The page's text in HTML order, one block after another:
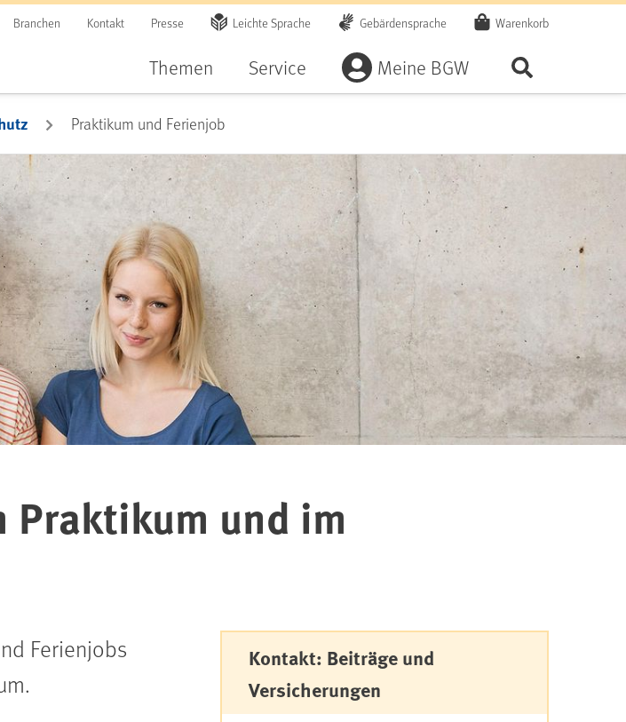
Branchen Kontakt Presse Leichte Sprache Gebärdensprache Warenkorb
Themen Service Meine BGW
Praktikum und Ferienjob
und im
Ferienjobs
Kontakt: Beiträge und
Versicherungen